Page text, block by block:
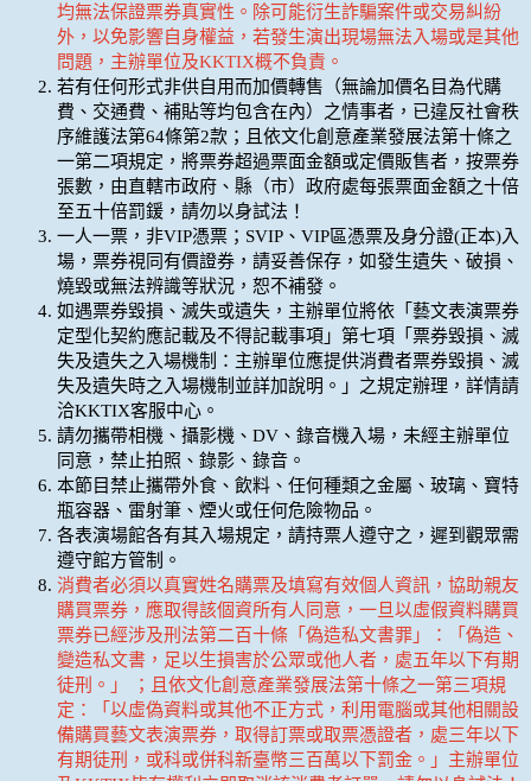
均無法保證票券真實性。除可能衍生詐騙案件或交易糾紛
外，以免影響自身權益，若發生演出現場無法入場或是其他
問題，主辦單位及KKTIX概不負責。
若有任何形式非供自用而加價轉售（無論加價名目為代購
費、交通費、補貼等均包含在內）之情事者，已違反社會秩
序維護法第64條第2款；且依文化創意產業發展法第十條之
一第二項規定，將票券超過票面金額或定價販售者，按票券
張數，由直轄市政府、縣（市）政府處每張票面金額之十倍
至五十倍罰鍰，請勿以身試法！
一人一票，非VIP憑票；SVIP、VIP區憑票及身分證(正本)入
場，票券視同有價證券，請妥善保存，如發生遺失、破損、
燒毀或無法辨識等狀況，恕不補發。
如遇票券毀損、滅失或遺失，主辦單位將依「藝文表演票券
定型化契約應記載及不得記載事項」第七項「票券毀損、滅
失及遺失之入場機制：主辦單位應提供消費者票券毀損、滅
失及遺失時之入場機制並詳加說明。」之規定辦理，詳情請
洽KKTIX客服中心。
請勿攜帶相機、攝影機、DV、錄音機入場，未經主辦單位
同意，禁止拍照、錄影、錄音。
本節目禁止攜帶外食、飲料、任何種類之金屬、玻璃、寶特
瓶容器、雷射筆、煙火或任何危險物品。
各表演場館各有其入場規定，請持票人遵守之，遲到觀眾需
遵守館方管制。
消費者必須以真實姓名購票及填寫有效個人資訊，協助親友
購買票券，應取得該個資所有人同意，一旦以虛假資料購買
票券已經涉及刑法第二百十條「偽造私文書罪」：「偽造、
變造私文書，足以生損害於公眾或他人者，處五年以下有期
徒刑。」 ；且依文化創意產業發展法第十條之一第三項規
定：「以虛偽資料或其他不正方式，利用電腦或其他相關設
備購買藝文表演票券，取得訂票或取票憑證者，處三年以下
有期徒刑，或科或併科新臺幣三百萬以下罰金。」主辦單位